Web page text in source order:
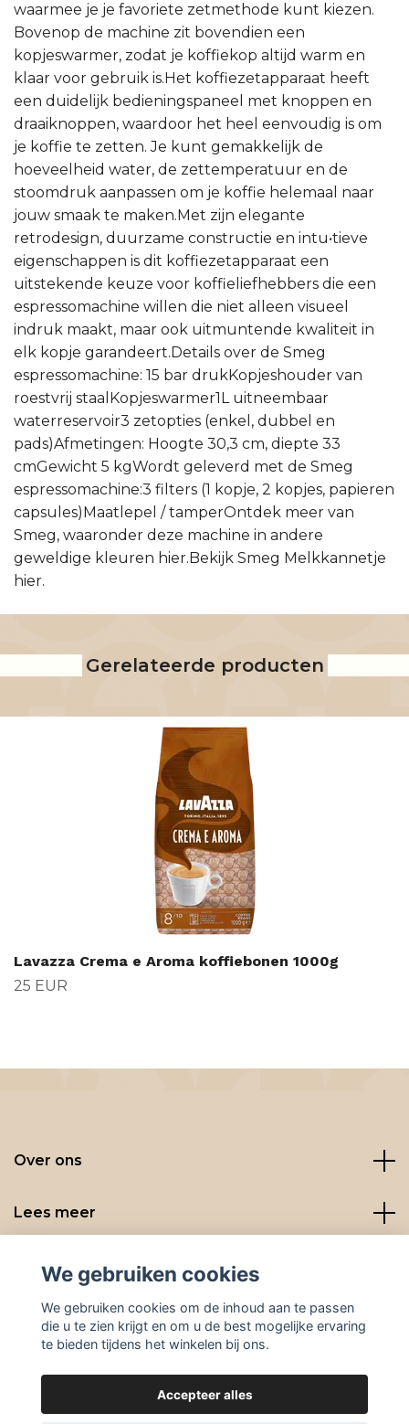
waarmee je je favoriete zetmethode kunt kiezen.
Bovenop de machine zit bovendien een
kopjeswarmer, zodat je koffiekop altijd warm en
klaar voor gebruik is.Het koffiezetapparaat heeft
een duidelijk bedieningspaneel met knoppen en
draaiknoppen, waardoor het heel eenvoudig is om
je koffie te zetten. Je kunt gemakkelijk de
hoeveelheid water, de zettemperatuur en de
stoomdruk aanpassen om je koffie helemaal naar
jouw smaak te maken.Met zijn elegante
retrodesign, duurzame constructie en intu•tieve
eigenschappen is dit koffiezetapparaat een
uitstekende keuze voor koffieliefhebbers die een
espressomachine willen die niet alleen visueel
indruk maakt, maar ook uitmuntende kwaliteit in
elk kopje garandeert.Details over de Smeg
espressomachine: 15 bar drukKopjeshouder van
roestvrij staalKopjeswarmer1L uitneembaar
waterreservoir3 zetopties (enkel, dubbel en
pads)Afmetingen: Hoogte 30,3 cm, diepte 33
cmGewicht 5 kgWordt geleverd met de Smeg
espressomachine:3 filters (1 kopje, 2 kopjes, papieren
capsules)Maatlepel / tamperOntdek meer van
Smeg, waaronder deze machine in andere
geweldige kleuren hier.Bekijk Smeg Melkkannetje
hier.
Gerelateerde producten
Lavazza Crema e Aroma koffiebonen 1000g
25 EUR
Over ons
Lees meer
Social media
We gebruiken cookies
We gebruiken cookies om de inhoud aan te passen
die u te zien krijgt en om u de best mogelijke ervaring
te bieden tijdens het winkelen bij ons.
Accepteer alles